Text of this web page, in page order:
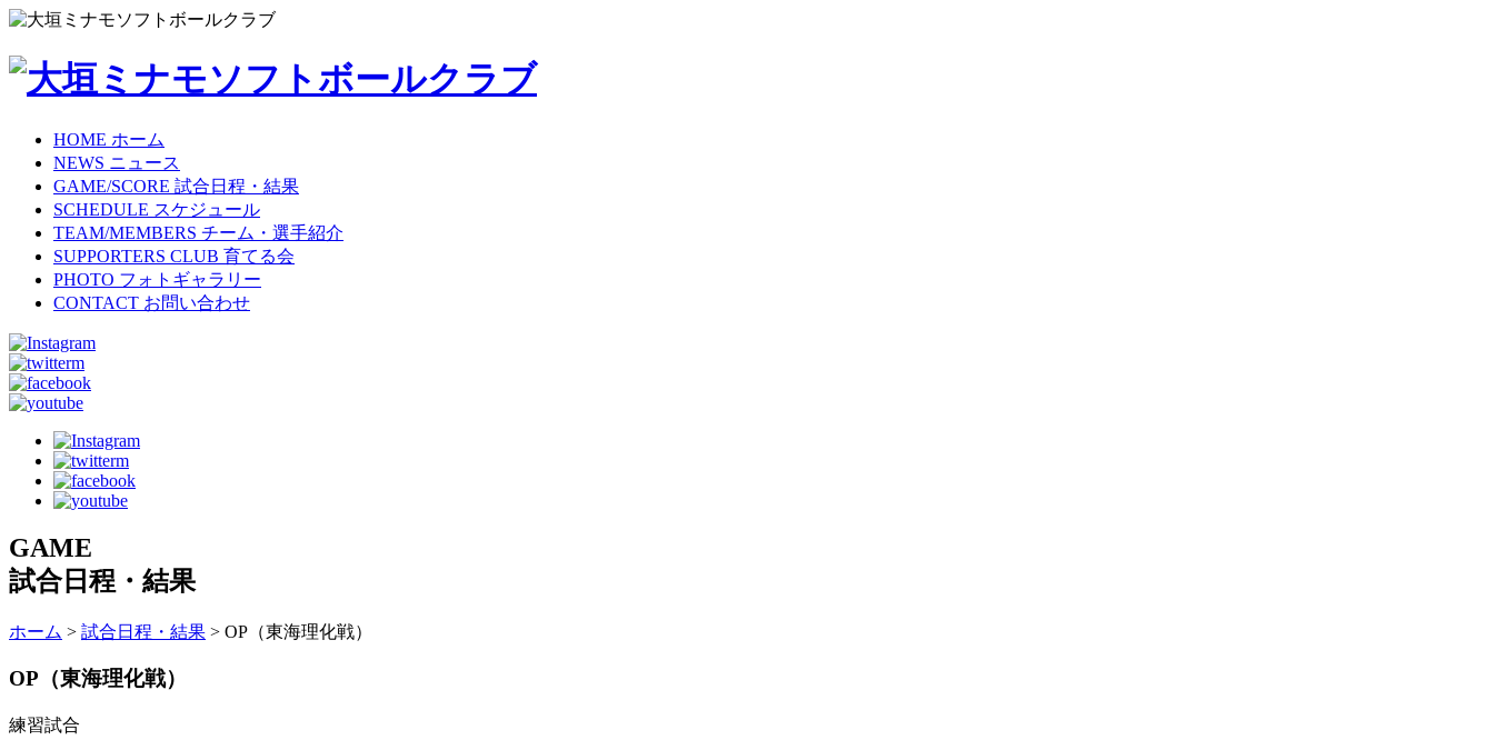
HOME ホーム
NEWS ニュース
GAME/SCORE 試合日程・結果
SCHEDULE スケジュール
TEAM/MEMBERS チーム・選手紹介
SUPPORTERS CLUB 育てる会
PHOTO フォトギャラリー
CONTACT お問い合わせ
GAME
試合日程・結果
ホーム > 試合日程・結果 > OP（東海理化戦）
OP（東海理化戦）
練習試合